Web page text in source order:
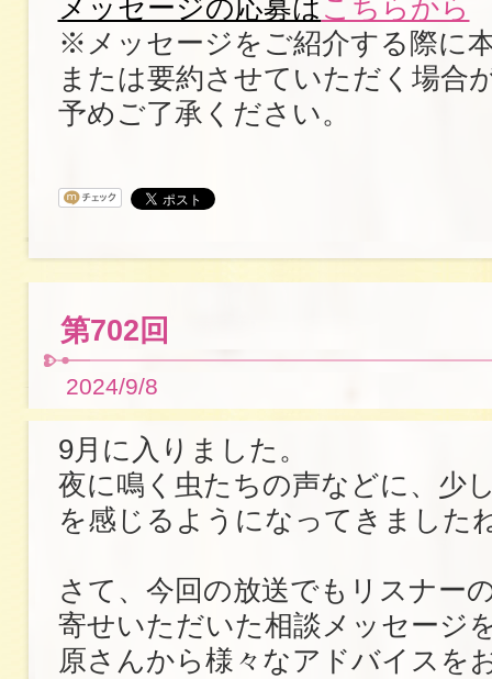
メッセージの応募は こちらから
※メッセージをご紹介する際に
または要約させていただく場合
予めご了承ください。
第702回
2024/9/8
9月に入りました。
夜に鳴く虫たちの声などに、少
を感じるようになってきました
さて、今回の放送でもリスナー
寄せいただいた相談メッセージ
原さんから様々なアドバイスを